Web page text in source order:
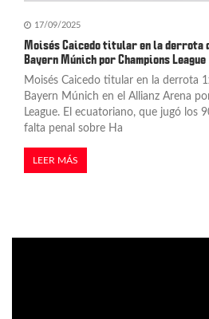
17/09/2025
Moisés Caicedo titular en la derrota
Bayern Múnich por Champions League
Moisés Caicedo titular en la derrota
Bayern Múnich en el Allianz Arena
League. El ecuatoriano, que jugó los
falta penal sobre Ha
LEER MÁS